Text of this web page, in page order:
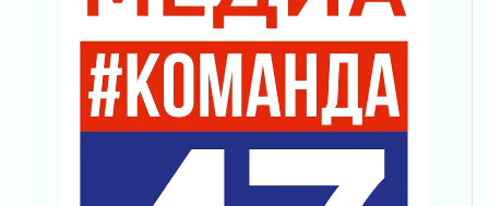
Что делать со сбережениями
Награды нашли строителей
03 августа 2026
Ленобласть повышает производительность
труда в ЖКХ
Поддержка волонтерских объединений